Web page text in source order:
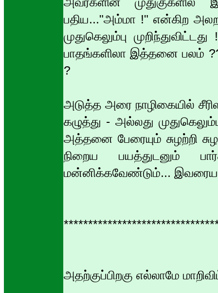
பதிய..."அம்மா !" என்கிற
முதுகெலும்பு
பாதங்களிலா இத்தனை பலம்
?
அடுத்த அரை நாழிகையில்
கழுத்து - அல்லது
அத்தனை பேரையும் சுழற்றி
நிறைய பயத்துடனும்
மன்னிக்கவேண்டும்...
அதற்குப்பிறகு எல்லாமே